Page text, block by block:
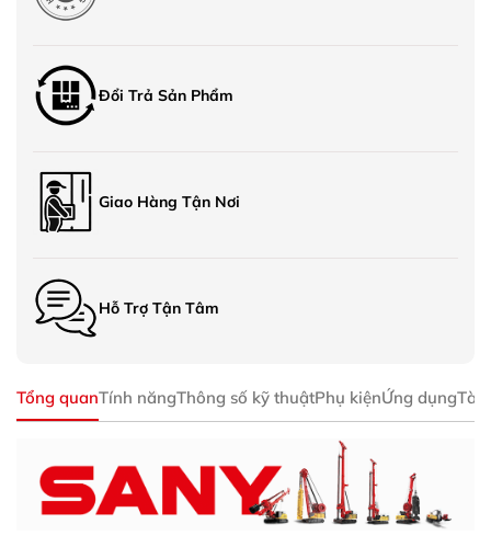
Đổi Trả Sản Phẩm
Giao Hàng Tận Nơi
Hỗ Trợ Tận Tâm
Tổng quanTính năngThông số kỹ thuậtPhụ kiệnỨng dụngTài